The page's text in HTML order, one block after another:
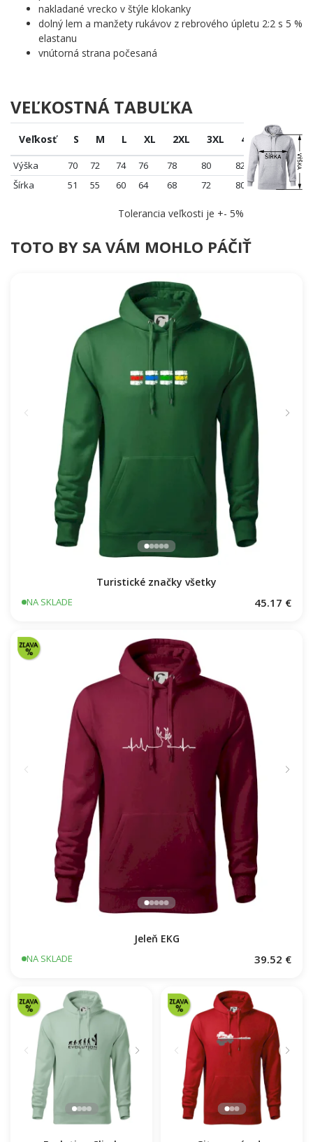
nakladané vrecko v štýle klokanky
dolný lem a manžety rukávov z rebrového úpletu 2:2 s 5 %
elastanu
vnútorná strana počesaná
VEĽKOSTNÁ TABUĽKA
Veľkosť S M L XL 2XL 3XL 4XL 5XL
Výška 70 72 74 76 78 80 82
Šírka
51 55 60 64 68 72 80 86
Tolerancia veľkosti je +- 5%
TOTO BY SA VÁM MOHLO PÁČIŤ
Turistické značky všetky
NA SKLADE 45.17 €
Jeleň EKG
NA SKLADE 39.52 €